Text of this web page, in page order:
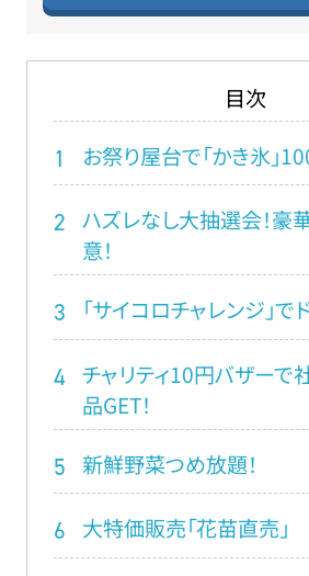
目次
1 お祭り屋台で「かき氷」
2
ハズレなし大抽選会！豪
意！
3 「サイコロチャレンジ」で
4
チャリティ10円バザーで
品GET！
5 新鮮野菜つめ放題！
6 大特価販売「花苗直売」